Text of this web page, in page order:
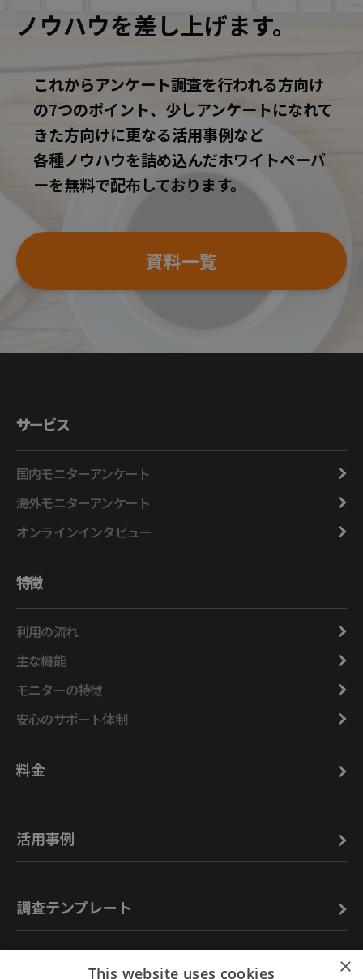
ノウハウを差し上げます。
これからアンケート調査を行われる方向け
の7つのポイント、少しアンケートになれて
きた方向けに更なる活用事例など
各種ノウハウを詰め込んだホワイトペーパ
ーを無料で配布しております。
資料一覧
サービス
国内モニターアンケート
海外モニターアンケート
オンラインインタビュー
特徴
利用の流れ
主な機能
モニターの特徴
安心のサポート体制
料金
活用事例
調査テンプレート
×
This website uses cookies